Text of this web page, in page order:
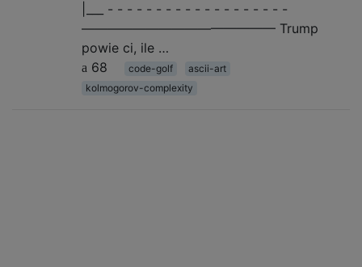
|___ - - - - - - - - - - - - - - - - - - -
——————————————— Trump
powie ci, ile …
68
code-golf
ascii-art
kolmogorov-complexity